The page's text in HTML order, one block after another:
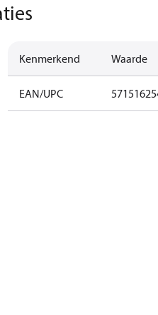
Kenmerkend Waarde
EAN/UPC